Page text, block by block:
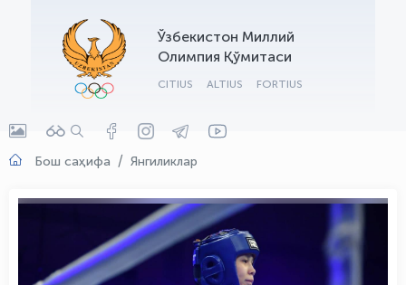
Ўзбекистон Миллий
Олимпия Қўмитаси
CITIUS ALTIUS FORTIUS
Бош саҳифа Янгиликлар
OLYMPCHIK AI - yordamchi
Онлайн · olympic.uz